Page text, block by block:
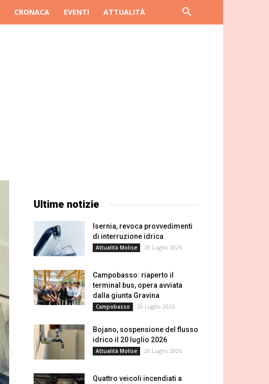
CRONACA EVENTI ATTUALITÀ
Ultime notizie
Isernia, revoca provvedimenti
di interruzione idrica
Attualità Molise 20 Luglio 2026
Campobasso: riaperto il
terminal bus, opera avviata
dalla giunta Gravina
Campobasso 20 Luglio 2026
Bojano, sospensione del flusso
idrico il 20 luglio 2026
Attualità Molise 20 Luglio 2026
Quattro veicoli incendiati a